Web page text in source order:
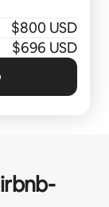
$800 USD
$696 USD